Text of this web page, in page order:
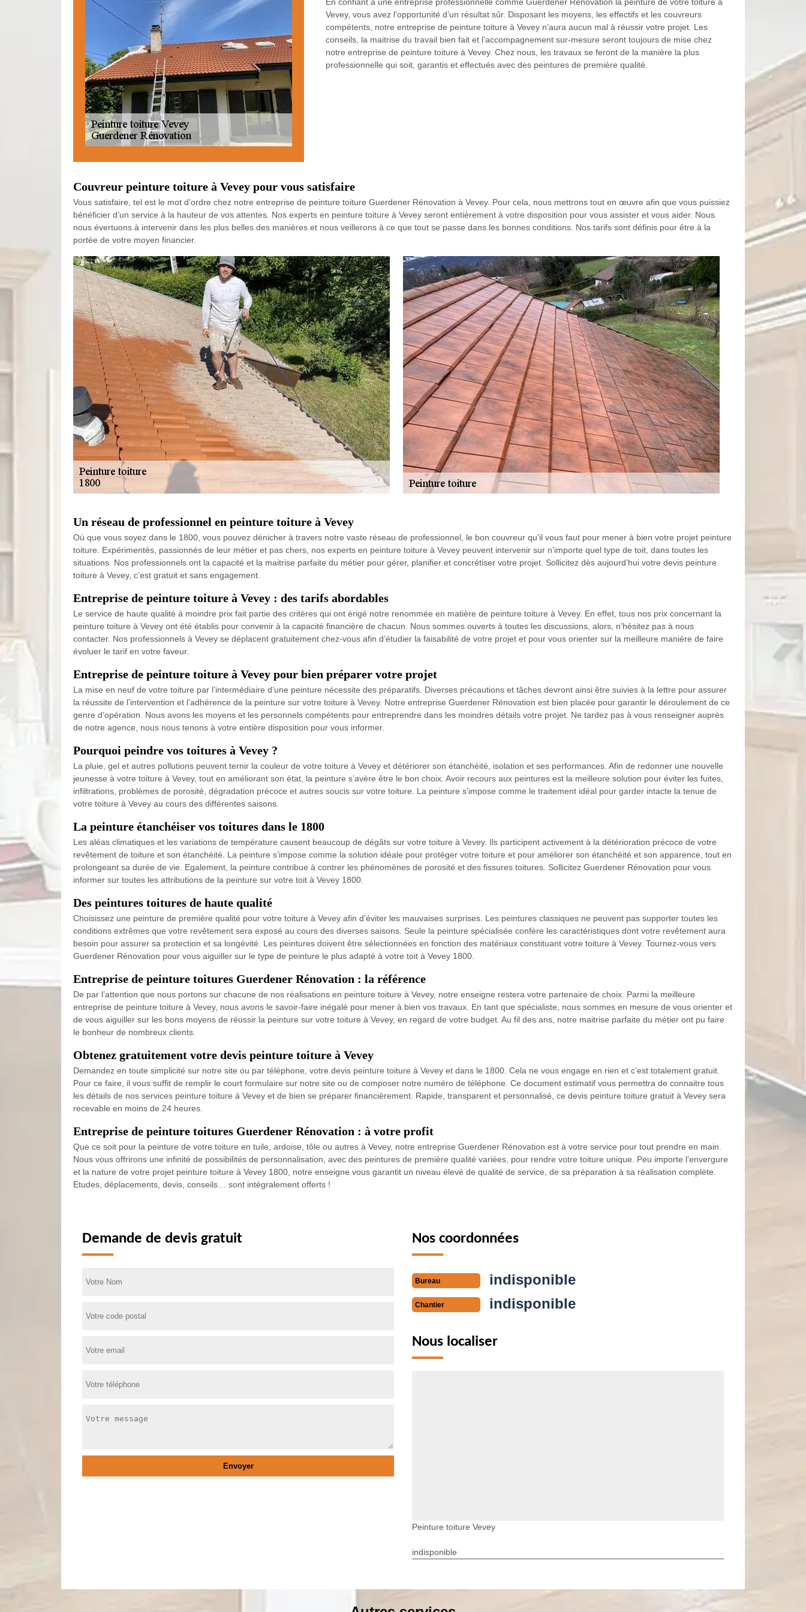
Vevey, vous avez l’opportunité d’un résultat sûr. Disposant les moyens, les effectifs et les couvreurs
compétents, notre entreprise de peinture toiture à Vevey n’aura aucun mal à réussir votre projet. Les
conseils, la maitrise du travail bien fait et l’accompagnement sur-mesure seront toujours de mise chez
notre entreprise de peinture toiture à Vevey. Chez nous, les travaux se feront de la manière la plus
professionnelle qui soit, garantis et effectués avec des peintures de première qualité.
Couvreur peinture toiture à Vevey pour vous satisfaire
Vous satisfaire, tel est le mot d’ordre chez notre entreprise de peinture toiture Guerdener Rénovation à Vevey. Pour cela, nous mettrons tout en œuvre afin que vous puissiez
bénéficier d’un service à la hauteur de vos attentes. Nos experts en peinture toiture à Vevey seront entièrement à votre disposition pour vous assister et vous aider. Nous
nous évertuons à intervenir dans les plus belles des manières et nous veillerons à ce que tout se passe dans les bonnes conditions. Nos tarifs sont définis pour être à la
portée de votre moyen financier.
Un réseau de professionnel en peinture toiture à Vevey
Où que vous soyez dans le 1800, vous pouvez dénicher à travers notre vaste réseau de professionnel, le bon couvreur qu’il vous faut pour mener à bien votre projet peinture
toiture. Expérimentés, passionnés de leur métier et pas chers, nos experts en peinture toiture à Vevey peuvent intervenir sur n’importe quel type de toit, dans toutes les
situations. Nos professionnels ont la capacité et la maitrise parfaite du métier pour gérer, planifier et concrétiser votre projet. Sollicitez dès aujourd’hui votre devis peinture
toiture à Vevey, c’est gratuit et sans engagement.
Entreprise de peinture toiture à Vevey : des tarifs abordables
Le service de haute qualité à moindre prix fait partie des critères qui ont érigé notre renommée en matière de peinture toiture à Vevey. En effet, tous nos prix concernant la
peinture toiture à Vevey ont été établis pour convenir à la capacité financière de chacun. Nous sommes ouverts à toutes les discussions, alors, n’hésitez pas à nous
contacter. Nos professionnels à Vevey se déplacent gratuitement chez-vous afin d’étudier la faisabilité de votre projet et pour vous orienter sur la meilleure manière de faire
évoluer le tarif en votre faveur.
Entreprise de peinture toiture à Vevey pour bien préparer votre projet
La mise en neuf de votre toiture par l’intermédiaire d’une peinture nécessite des préparatifs. Diverses précautions et tâches devront ainsi être suivies à la lettre pour assurer
la réussite de l’intervention et l’adhérence de la peinture sur votre toiture à Vevey. Notre entreprise Guerdener Rénovation est bien placée pour garantir le déroulement de ce
genre d’opération. Nous avons les moyens et les personnels compétents pour entreprendre dans les moindres détails votre projet. Ne tardez pas à vous renseigner auprès
de notre agence, nous nous tenons à votre entière disposition pour vous informer.
Pourquoi peindre vos toitures à Vevey ?
La pluie, gel et autres pollutions peuvent ternir la couleur de votre toiture à Vevey et détériorer son étanchéité, isolation et ses performances. Afin de redonner une nouvelle
jeunesse à votre toiture à Vevey, tout en améliorant son état, la peinture s’avère être le bon choix. Avoir recours aux peintures est la meilleure solution pour éviter les fuites,
infiltrations, problèmes de porosité, dégradation précoce et autres soucis sur votre toiture. La peinture s’impose comme le traitement idéal pour garder intacte la tenue de
votre toiture à Vevey au cours des différentes saisons.
La peinture étanchéiser vos toitures dans le 1800
Les aléas climatiques et les variations de température causent beaucoup de dégâts sur votre toiture à Vevey. Ils participent activement à la détérioration précoce de votre
revêtement de toiture et son étanchéité. La peinture s’impose comme la solution idéale pour protéger votre toiture et pour améliorer son étanchéité et son apparence, tout en
prolongeant sa durée de vie. Egalement, la peinture contribue à contrer les phénomènes de porosité et des fissures toitures. Sollicitez Guerdener Rénovation pour vous
informer sur toutes les attributions de la peinture sur votre toit à Vevey 1800.
Des peintures toitures de haute qualité
Choisissez une peinture de première qualité pour votre toiture à Vevey afin d’éviter les mauvaises surprises. Les peintures classiques ne peuvent pas supporter toutes les
conditions extrêmes que votre revêtement sera exposé au cours des diverses saisons. Seule la peinture spécialisée confère les caractéristiques dont votre revêtement aura
besoin pour assurer sa protection et sa longévité. Les peintures doivent être sélectionnées en fonction des matériaux constituant votre toiture à Vevey. Tournez-vous vers
Guerdener Rénovation pour vous aiguiller sur le type de peinture le plus adapté à votre toit à Vevey 1800.
Entreprise de peinture toitures Guerdener Rénovation : la référence
De par l’attention que nous portons sur chacune de nos réalisations en peinture toiture à Vevey, notre enseigne restera votre partenaire de choix. Parmi la meilleure
entreprise de peinture toiture à Vevey, nous avons le savoir-faire inégalé pour mener à bien vos travaux. En tant que spécialiste, nous sommes en mesure de vous orienter et
de vous aiguiller sur les bons moyens de réussir la peinture sur votre toiture à Vevey, en regard de votre budget. Au fil des ans, notre maitrise parfaite du métier ont pu faire
le bonheur de nombreux clients.
Obtenez gratuitement votre devis peinture toiture à Vevey
Demandez en toute simplicité sur notre site ou par téléphone, votre devis peinture toiture à Vevey et dans le 1800. Cela ne vous engage en rien et c’est totalement gratuit.
Pour ce faire, il vous suffit de remplir le court formulaire sur notre site ou de composer notre numéro de téléphone. Ce document estimatif vous permettra de connaitre tous
les détails de nos services peinture toiture à Vevey et de bien se préparer financièrement. Rapide, transparent et personnalisé, ce devis peinture toiture gratuit à Vevey sera
recevable en moins de 24 heures.
Entreprise de peinture toitures Guerdener Rénovation : à votre profit
Que ce soit pour la peinture de votre toiture en tuile, ardoise, tôle ou autres à Vevey, notre entreprise Guerdener Rénovation est à votre service pour tout prendre en main.
Nous vous offrirons une infinité de possibilités de personnalisation, avec des peintures de première qualité variées, pour rendre votre toiture unique. Peu importe l’envergure
et la nature de votre projet peinture toiture à Vevey 1800, notre enseigne vous garantit un niveau élevé de qualité de service, de sa préparation à sa réalisation complète.
Etudes, déplacements, devis, conseils… sont intégralement offerts !
Demande de devis gratuit Nos coordonnées
Bureau indisponible
Chantier indisponible
Nous localiser
Peinture toiture Vevey
indisponible